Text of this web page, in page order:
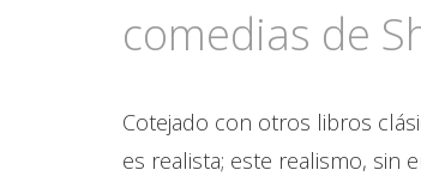
comedias de
Cotejado con otros libros
es realista; este realismo, sin